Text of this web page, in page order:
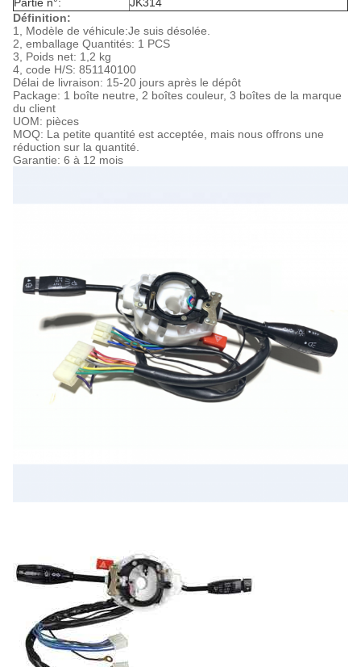
Définition:
1, Modèle de véhicule:Je suis désolée.
2, emballage Quantités: 1 PCS
3, Poids net: 1,2 kg
4, code H/S: 851140100
Délai de livraison: 15-20 jours après le dépôt
Package: 1 boîte neutre, 2 boîtes couleur, 3 boîtes de la marque
du client
UOM: pièces
MOQ: La petite quantité est acceptée, mais nous offrons une
réduction sur la quantité.
Garantie: 6 à 12 mois